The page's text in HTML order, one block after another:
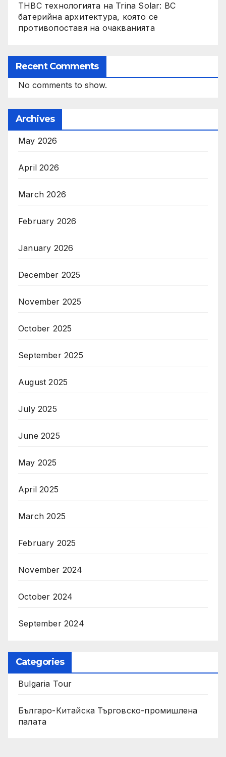
THBC технологията на Trina Solar: BC
батерийна архитектура, която се
противопоставя на очакванията
Recent Comments
No comments to show.
Archives
May 2026
April 2026
March 2026
February 2026
January 2026
December 2025
November 2025
October 2025
September 2025
August 2025
July 2025
June 2025
May 2025
April 2025
March 2025
February 2025
November 2024
October 2024
September 2024
Categories
Bulgaria Tour
Българо-Китайска Търговско-промишлена
палaта